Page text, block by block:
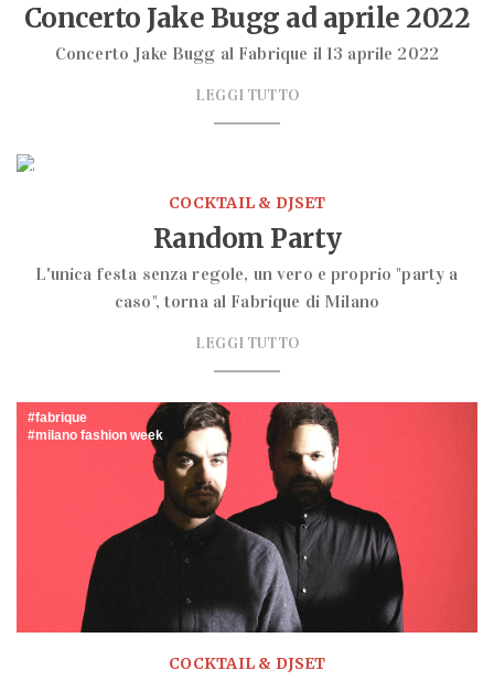
Concerto Jake Bugg ad aprile 2022
Concerto Jake Bugg al Fabrique il 13 aprile 2022
LEGGI TUTTO
COCKTAIL & DJSET
Random Party
L'unica festa senza regole, un vero e proprio "party a
caso", torna al Fabrique di Milano
LEGGI TUTTO
fabrique
milano fashion week
COCKTAIL & DJSET